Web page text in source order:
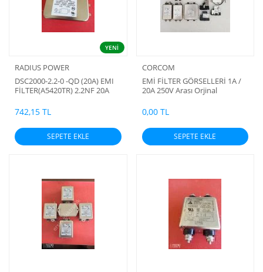
YENİ
RADIUS POWER
DSC2000-2.2-0 -QD (20A) EMI
FİLTER(A5420TR) 2.2NF 20A
Filter USA (İSBAK tarafından
yapılmış olan Laboratuar testi
onaylanmıştır) (ADET İÇİN
ÖZEL FİYAT VERİLİR)
742,15 TL
SEPETE EKLE
CORCOM
EMİ FİLTER GÖRSELLERİ 1A /
20A 250V Arası Orjinal
0,00 TL
SEPETE EKLE